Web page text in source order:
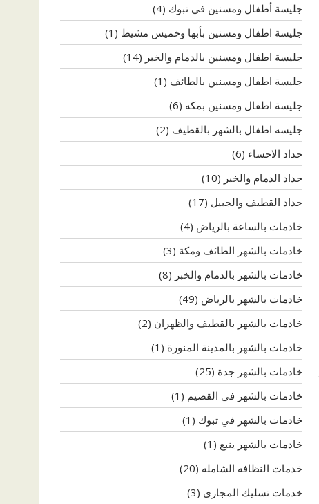
جليسة أطفال ومسنين في تبوك (4)
جليسة اطفال ومسنين بأبها وخميس مشيط (1)
جليسة اطفال ومسنين بالدمام والخبر (14)
جليسة اطفال ومسنين بالطائف (1)
جليسة اطفال ومسنين بمكه (6)
جليسه اطفال بالشهر بالقطيف (2)
حداد الاحساء (6)
حداد الدمام والخبر (10)
حداد القطيف والجبيل (17)
خادمات بالساعة بالرياض (4)
خادمات بالشهر الطائف ومكة (3)
خادمات بالشهر بالدمام والخبر (8)
خادمات بالشهر بالرياض (49)
خادمات بالشهر بالقطيف والظهران (2)
خادمات بالشهر بالمدينة المنورة (1)
خادمات بالشهر جدة (25)
خادمات بالشهر في القصيم (1)
خادمات بالشهر في تبوك (1)
خادمات بالشهر ينبع (1)
خدمات النظافه الشامله (20)
خدمات تسليك المجارى (3)